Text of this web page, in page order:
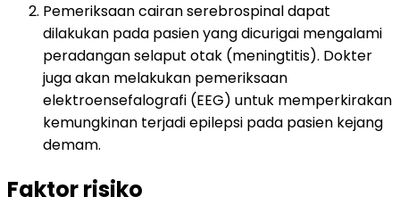
Pemeriksaan cairan serebrospinal dapat
dilakukan pada pasien yang dicurigai mengalami
peradangan selaput otak (meningtitis). Dokter
juga akan melakukan pemeriksaan
elektroensefalografi (EEG) untuk memperkirakan
kemungkinan terjadi epilepsi pada pasien kejang
demam.
Faktor risiko